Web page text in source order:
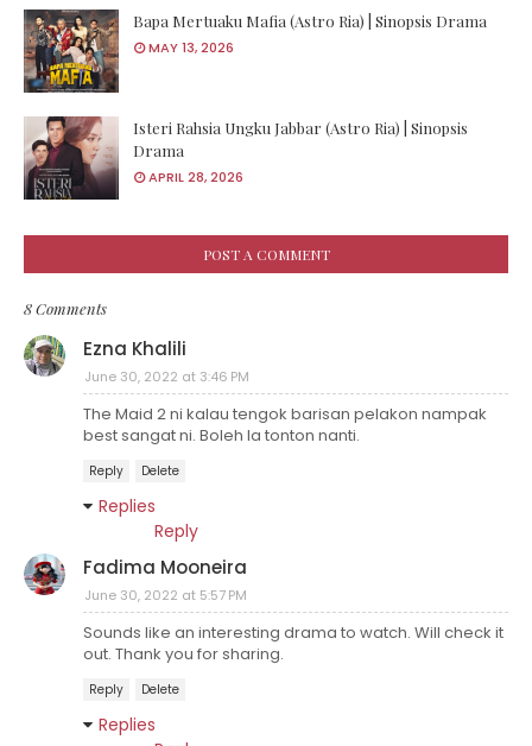
Bapa Mertuaku Mafia (Astro Ria) | Sinopsis Drama
MAY 13, 2026
Isteri Rahsia Ungku Jabbar (Astro Ria) | Sinopsis
Drama
APRIL 28, 2026
POST A COMMENT
8 Comments
Ezna Khalili
June 30, 2022 at 3:46 PM
The Maid 2 ni kalau tengok barisan pelakon nampak
best sangat ni. Boleh la tonton nanti.
Reply Delete
Replies
Reply
Fadima Mooneira
June 30, 2022 at 5:57 PM
Sounds like an interesting drama to watch. Will check it
out. Thank you for sharing.
Reply Delete
Replies